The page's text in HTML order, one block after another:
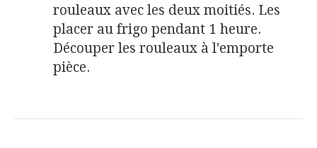
rouleaux avec les deux moitiés. Les
placer au frigo pendant 1 heure.
Découper les rouleaux à l'emporte
pièce.